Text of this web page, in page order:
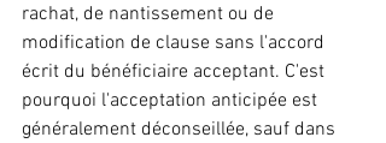
rachat, de nantissement ou de
modification de clause sans l'accord
écrit du bénéficiaire acceptant. C'est
pourquoi l'acceptation anticipée est
généralement déconseillée, sauf dans